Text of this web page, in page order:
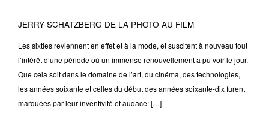
JERRY SCHATZBERG DE LA PHOTO AU FILM
Les sixties reviennent en effet et à la mode, et suscitent à nouveau tout
l’intérêt d’une période où un immense renouvellement a pu voir le jour.
Que cela soit dans le domaine de l’art, du cinéma, des technologies,
les années soixante et celles du début des années soixante-dix furent
marquées par leur inventivité et audace: […]